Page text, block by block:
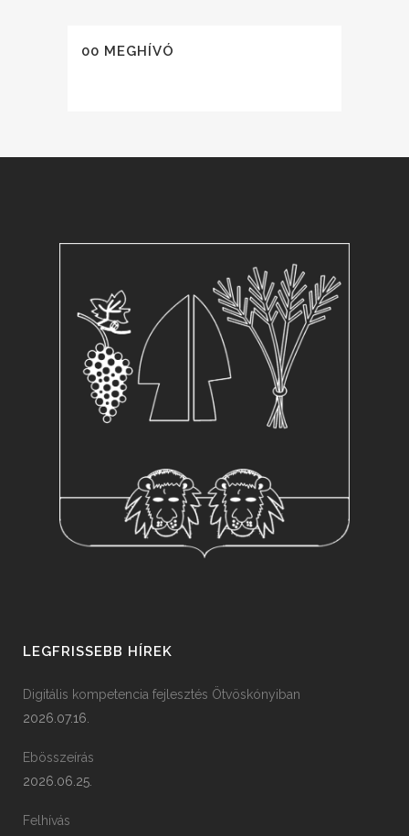
00 MEGHÍVÓ
LEGFRISSEBB HÍREK
Digitális kompetencia fejlesztés Ötvöskónyiban
2026.07.16.
Ebösszeírás
2026.06.25.
Felhívás